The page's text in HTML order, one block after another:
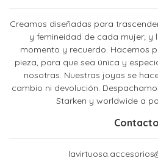
Creamos diseñadas para
y femineidad de cada mujer; y
momento y recuerdo. Hacemos
pieza, para que sea única y
nosotras. Nuestras joyas se
cambio ni devolución.
Starken y worldwide a
Contacto